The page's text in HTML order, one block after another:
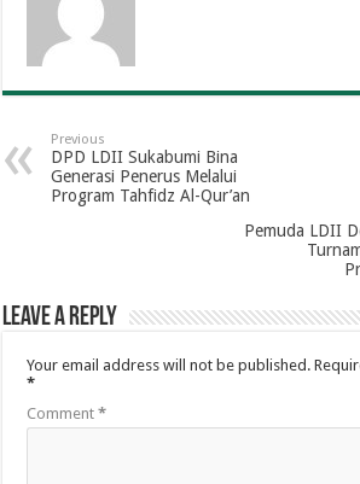
Previous
DPD LDII Sukabumi Bina
Generasi Penerus Melalui
Program Tahfidz Al-Qur’an
Pemuda LDII
Leave a Reply
Your email address will not be published.
*
Comment*